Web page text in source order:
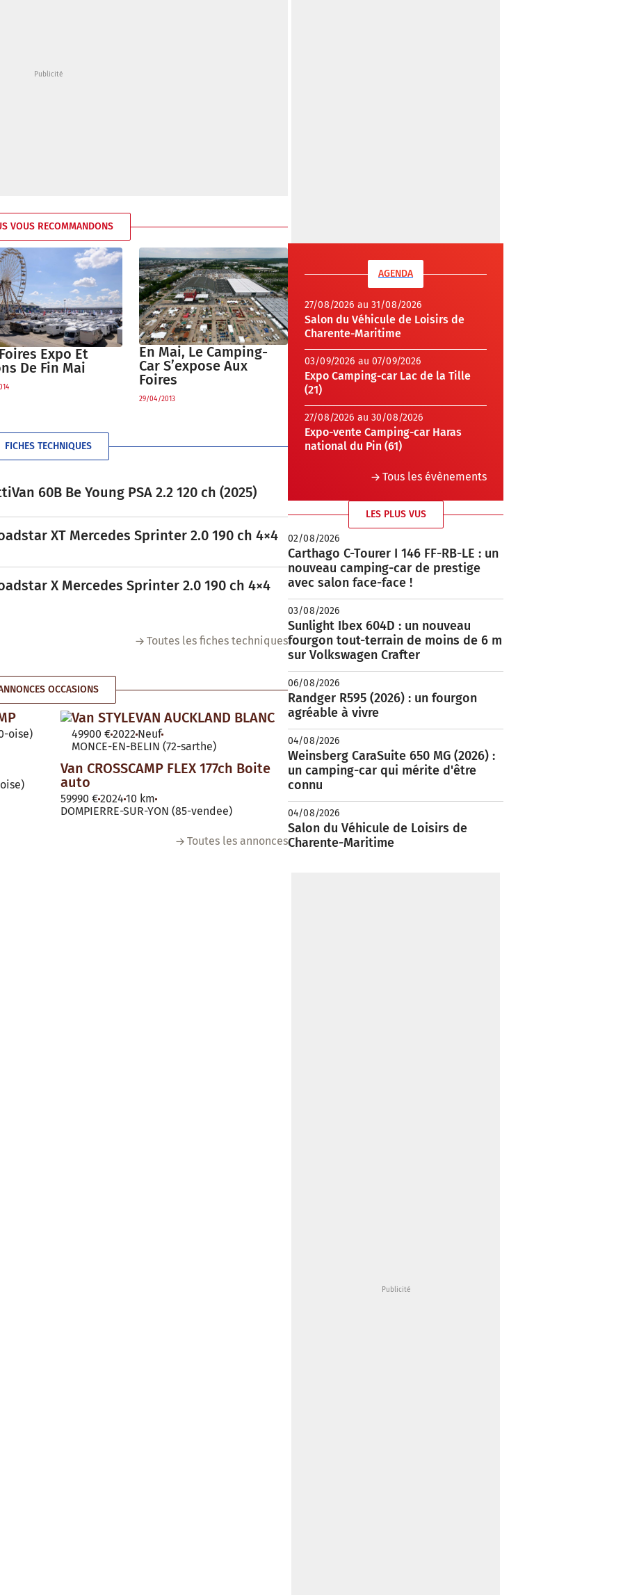
VOUS RECOMMANDONS
Expo Et
De Fin Mai
En Mai, Le Camping-
Car S’expose Aux
Foires
29/04/2013
FICHES TECHNIQUES
60B Be Young PSA 2.2 120 ch (2025)
XT Mercedes Sprinter 2.0 190 ch 4×4
X Mercedes Sprinter 2.0 190 ch 4×4
Toutes les fiches techniques
OCCASIONS
oise)
Van STYLEVAN AUCKLAND BLANC
49900 €2022 Neuf
MONCE-EN-BELIN (72-sarthe)
Van CROSSCAMP FLEX 177ch Boite
auto
59990 €2024 10 km
DOMPIERRE-SUR-YON (85-vendee)
Toutes les annonces
AGENDA
27/08/2026 au 31/08/2026
Salon du Véhicule de Loisirs de
Charente-Maritime
03/09/2026 au 07/09/2026
Expo Camping-car Lac de la Tille
(21)
27/08/2026 au 30/08/2026
Expo-vente Camping-car Haras
national du Pin (61)
Tous les évènements
LES PLUS VUS
02/08/2026
Carthago C-Tourer I 146 FF-RB-LE : un
nouveau camping-car de prestige
avec salon face-face !
03/08/2026
Sunlight Ibex 604D : un nouveau
fourgon tout-terrain de moins de 6 m
sur Volkswagen Crafter
06/08/2026
Randger R595 (2026) : un fourgon
agréable à vivre
04/08/2026
Weinsberg CaraSuite 650 MG (2026) :
un camping-car qui mérite d'être
connu
04/08/2026
Salon du Véhicule de Loisirs de
Charente-Maritime